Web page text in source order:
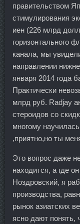
правительством
стимулирования
иен (226 млрд
горизонтального
канала, мы
направлении
января 2014 года
Практически
млрд руб. Radjay
стероидов со
многому
,приятно,но ты
Это вопрос даже
находится, а где
Ноздровский, я
производства,
рынок азиатских
ясно дают понять,